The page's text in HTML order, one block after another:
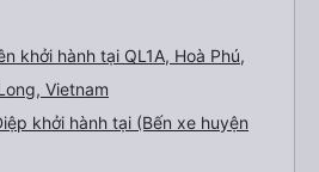
khởi hành tại QL1A, Hoà Phú,
Vietnam
khởi hành tại (Bến xe huyện